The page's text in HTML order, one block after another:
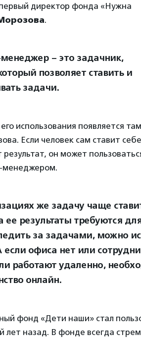
директор фонда «Нужна
.
– это задачник,
позволяет ставить и
задачи.
использования появляется
Если человек сам ставит
результат, он может
менеджером.
же задачу чаще
ее результаты требуются
за задачами, можно
офиса нет или
работают удаленно,
онлайн.
фонд «Дети наши» стал
лет назад. В фонде всегда